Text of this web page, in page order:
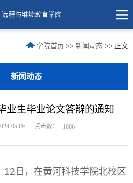
学院首页 >> 新闻动态 >> 正文
新闻动态
业生毕业论文答辩的通知
05-09 点击数： 1006
12日，在黄河科技学院北校区